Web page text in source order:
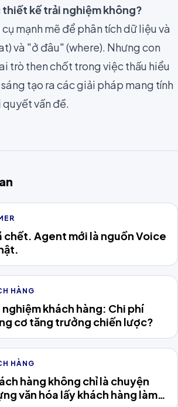
kế trải nghiệm không?
mạnh mẽ để phân tích dữ liệu và
và "ở đâu" (where). Nhưng con
trò then chốt trong việc thấu hiểu
tạo ra các giải pháp mang tính
vấn đề.
chết. Agent mới là nguồn Voice
HÀNG
khách hàng: Chi phí
cơ tăng trưởng chiến lược?
HÀNG
hàng không chỉ là chuyện
văn hóa lấy khách hàng làm